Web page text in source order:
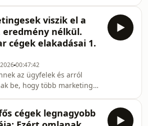
visz? És a legfontosabb:
e
minden rajtad múlik, és
Az elején működik,
de később csak adsz,
miközben úgy érzed, te
eleget vissza. És jön a
&quot;Élni
lehet ezt elérni?
hogy
viszik el a
eredmény nélkül.
cégek elakadásai 1.
00:47:42
az ügyfelek és arról
be, hogy több marketing
Ki a hibás? Hogy lehet
cégek legnagyobb